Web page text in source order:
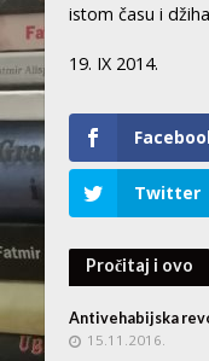
istom času i
19. IX 2014.
Twitter
Pročitaj i ovo
Antivehabijska
15.11.2016.